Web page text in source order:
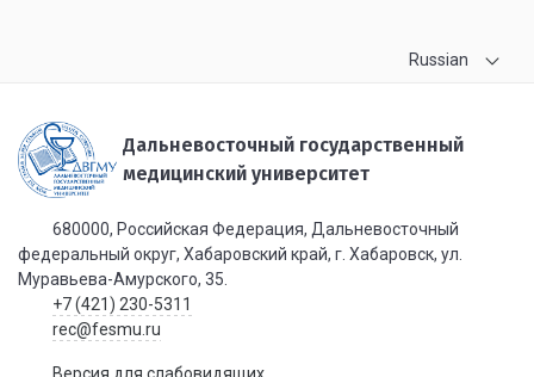
Russian
Дальневосточный государственный
медицинский университет
680000, Российская Федерация, Дальневосточный
федеральный округ, Хабаровский край, г. Хабаровск, ул.
Муравьева-Амурского, 35.
+7 (421) 230-5311
rec@fesmu.ru